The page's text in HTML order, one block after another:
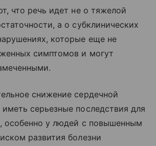
что речь идет не о тяжелой
а о субклинических
которые еще не
симптомов и могут
снижение сердечной
серьезные последствия для
особенно у людей с повышенным
развития болезни